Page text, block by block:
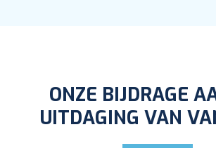
ONZE BIJDRAGE
UITDAGING VAN